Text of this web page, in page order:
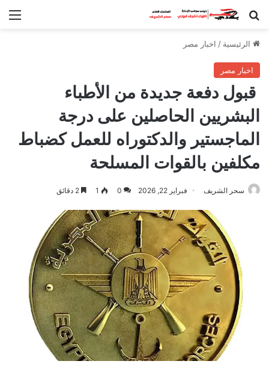
بحث عن
الرئيسية / اخبار مصر
اخبار مصر
قبول دفعة جديدة من الأطباء
البشريين الحاصلين على درجة
الماجستير والدكتوراه للعمل كضباط
مكلفين بالقوات المسلحة
سحر الشريف فبراير 22, 2026 0
1